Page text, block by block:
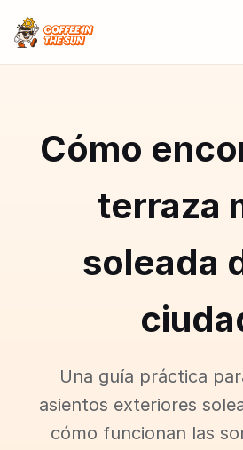
Cómo
terraza
soleada
Una guía práctica
asientos exteriores
cómo funcionan las